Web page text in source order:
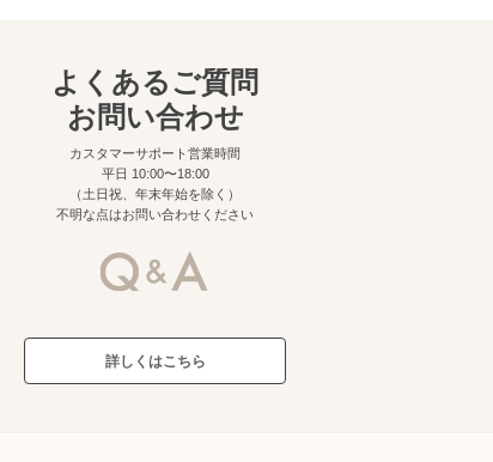
よくあるご質問
お問い合わせ
カスタマーサポート営業時間
平日 10:00〜18:00
（土日祝、年末年始を除く）
不明な点はお問い合わせください
詳しくはこちら